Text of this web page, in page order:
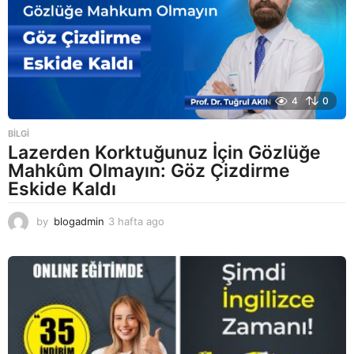
4 0
BILGI
Lazerden Korktuğunuz İçin Gözlüğe
Mahkûm Olmayın: Göz Çizdirme
Eskide Kaldı
by blogadmin 3 hafta ago
a
g